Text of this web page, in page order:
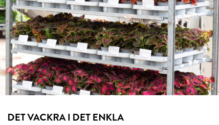
DET VACKRA I DET ENKLA